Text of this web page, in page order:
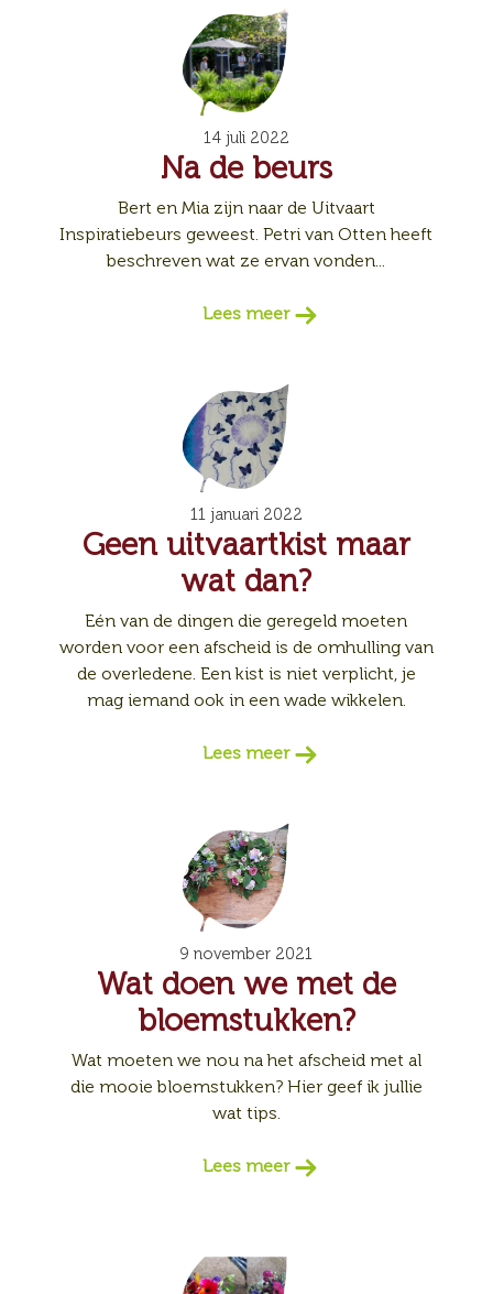
14 juli 2022
Na de beurs
Bert en Mia zijn naar de Uitvaart
Inspiratiebeurs geweest. Petri van Otten heeft
beschreven wat ze ervan vonden...
Lees meer
11 januari 2022
Geen uitvaartkist maar
wat dan?
Eén van de dingen die geregeld moeten
worden voor een afscheid is de omhulling van
de overledene. Een kist is niet verplicht, je
mag iemand ook in een wade wikkelen.
Lees meer
9 november 2021
Wat doen we met de
bloemstukken?
Wat moeten we nou na het afscheid met al
die mooie bloemstukken? Hier geef ik jullie
wat tips.
Lees meer